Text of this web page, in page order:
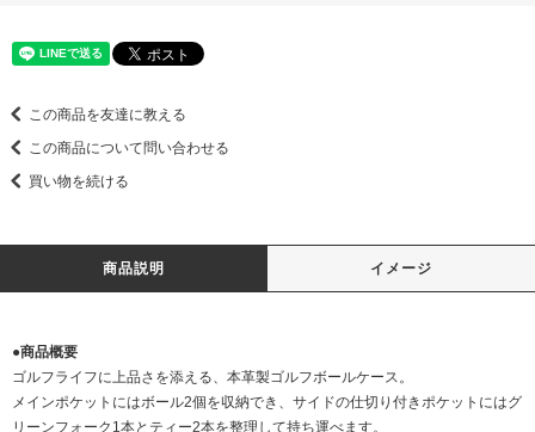
この商品を友達に教える
この商品について問い合わせる
買い物を続ける
商品説明 イメージ
●商品概要
ゴルフライフに上品さを添える、本革製ゴルフボールケース。
メインポケットにはボール2個を収納でき、サイドの仕切り付きポケットにはグ
リーンフォーク1本とティー2本を整理して持ち運べます。